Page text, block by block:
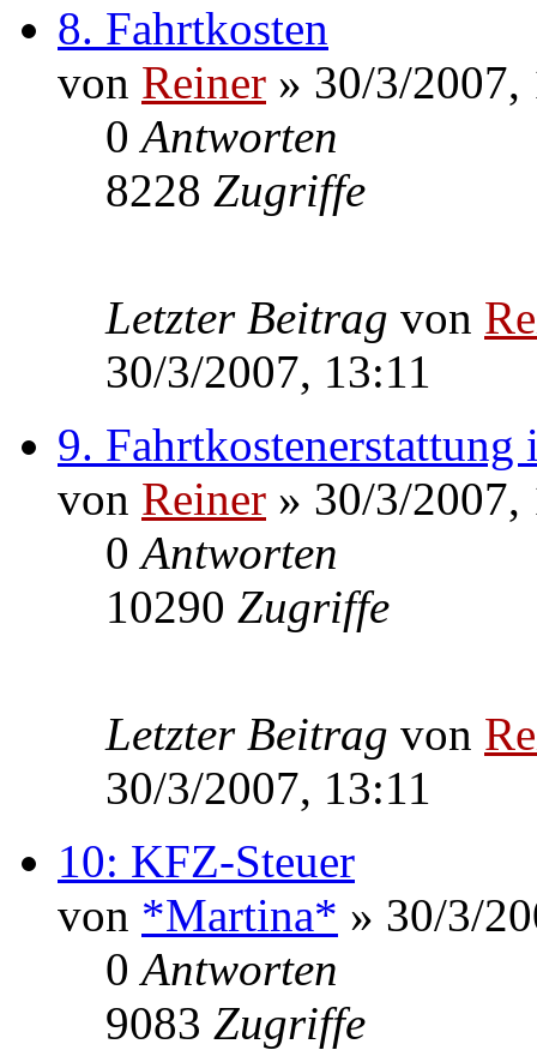
8. Fahrtkosten
von Reiner » 30/3/2007,
0Antworten
8228 Zugriffe
Letzter Beitrag von
30/3/2007, 13:11
9. Fahrtkostenerstattung
von Reiner » 30/3/2007,
0Antworten
10290 Zugriffe
Letzter Beitrag von
30/3/2007, 13:11
10: KFZ-Steuer
von *Martina* » 30/3/
0Antworten
9083 Zugriffe